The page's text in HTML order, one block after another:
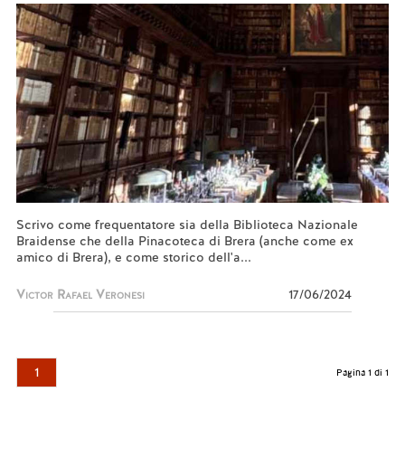
Scrivo come frequentatore sia della Biblioteca Nazionale
Braidense che della Pinacoteca di Brera (anche come ex
amico di Brera), e come storico dell'a...
Victor Rafael Veronesi 17/06/2024
1 Pagina 1 di 1